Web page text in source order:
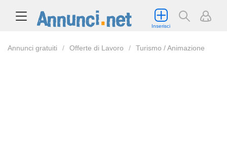
Inserisci
Annunci gratuiti Offerte di Lavoro Turismo / Animazione